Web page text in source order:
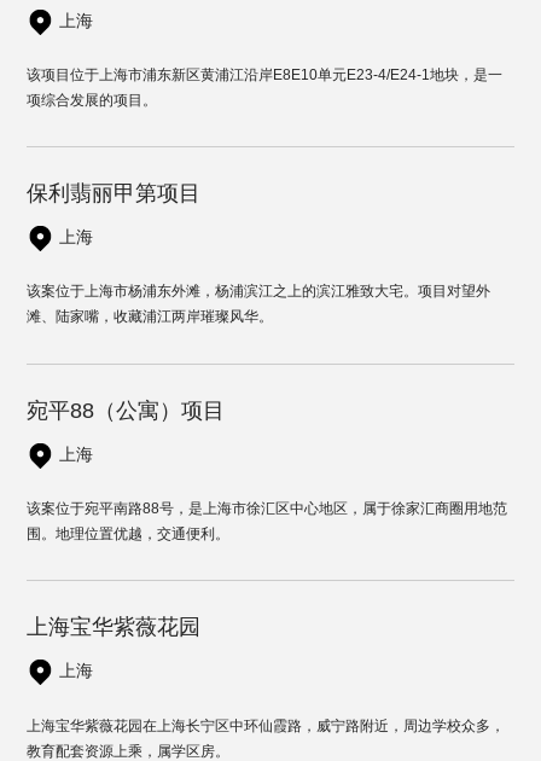
上海
该项目位于上海市浦东新区黄浦江沿岸E8E10单元E23-4/E24-1地块，是一
项综合发展的项目。
保利翡丽甲第项目
上海
该案位于上海市杨浦东外滩，杨浦滨江之上的滨江雅致大宅。项目对望外
滩、陆家嘴，收藏浦江两岸璀璨风华。
宛平88（公寓）项目
上海
该案位于宛平南路88号，是上海市徐汇区中心地区，属于徐家汇商圈用地范
围。地理位置优越，交通便利。
上海宝华紫薇花园
上海
上海宝华紫薇花园在上海长宁区中环仙霞路，威宁路附近，周边学校众多，
教育配套资源上乘，属学区房。